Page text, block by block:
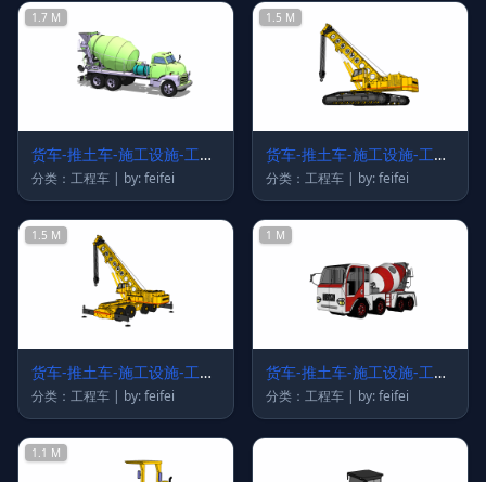
1.7 M
货车-推土车-施工设施-工程
车37
分类：工程车 | by: feifei
1.5 M
货车-推土车-施工设施-工程
车34
分类：工程车 | by: feifei
1.5 M
货车-推土车-施工设施-工程
车33
分类：工程车 | by: feifei
1 M
货车-推土车-施工设施-工程
车32
分类：工程车 | by: feifei
1.1 M